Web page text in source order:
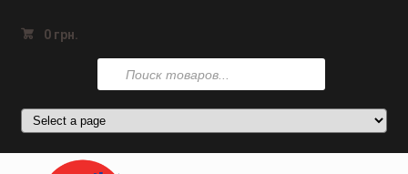
0 грн.
Поиск
товаров